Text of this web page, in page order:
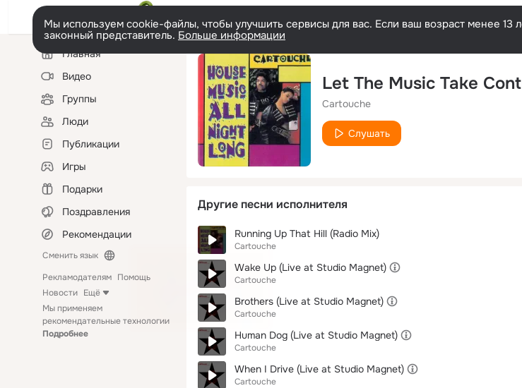
Мы используем cookie-файлы, чтобы улучшить сервисы для вас. Если ваш возраст менее 13
законный представитель. Больше информации
Левая
колонкаГлавная
Видео
Группы
Люди
Публикации
Игры
Подарки
Поздравления
Рекомендации
Сменить язык
Рекламодателям Помощь
Новости Ещё
Мы применяем
рекомендательные технологии
Подробнее
Let The Music Take
Cartouche
Слушать
Другие песни исполнителя
Running Up That Hill (Radio Mix)
Cartouche
Wake Up (Live at Studio Magnet)
Cartouche
Brothers (Live at Studio Magnet)
Cartouche
Human Dog (Live at Studio Magnet)
Cartouche
When I Drive (Live at Studio Magnet)
Cartouche